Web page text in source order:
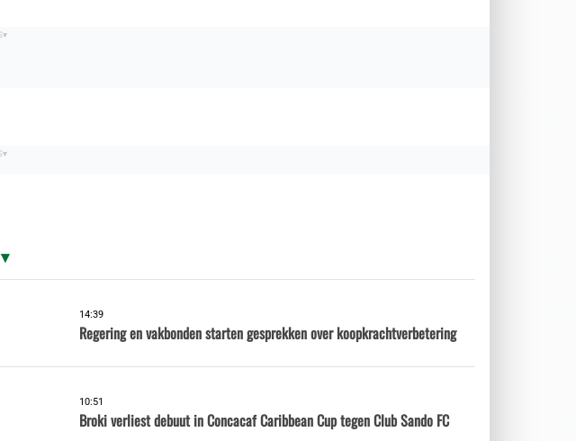
14:39
Regering en vakbonden starten gesprekken over koopkrachtverbetering
10:51
Broki verliest debuut in Concacaf Caribbean Cup tegen Club Sando FC